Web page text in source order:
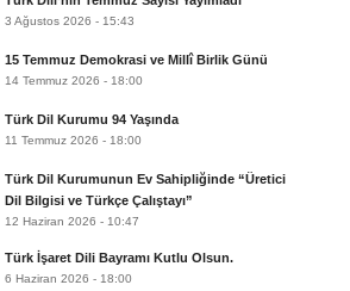
3 Ağustos 2026 - 15:43
15 Temmuz Demokrasi ve Millî Birlik Günü
14 Temmuz 2026 - 18:00
Türk Dil Kurumu 94 Yaşında
11 Temmuz 2026 - 18:00
Türk Dil Kurumunun Ev Sahipliğinde “Üretici
Dil Bilgisi ve Türkçe Çalıştayı”
12 Haziran 2026 - 10:47
Türk İşaret Dili Bayramı Kutlu Olsun.
6 Haziran 2026 - 18:00